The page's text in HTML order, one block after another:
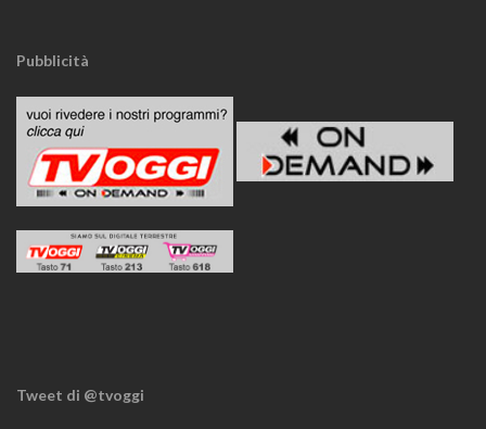
Pubblicità
Tweet di @tvoggi